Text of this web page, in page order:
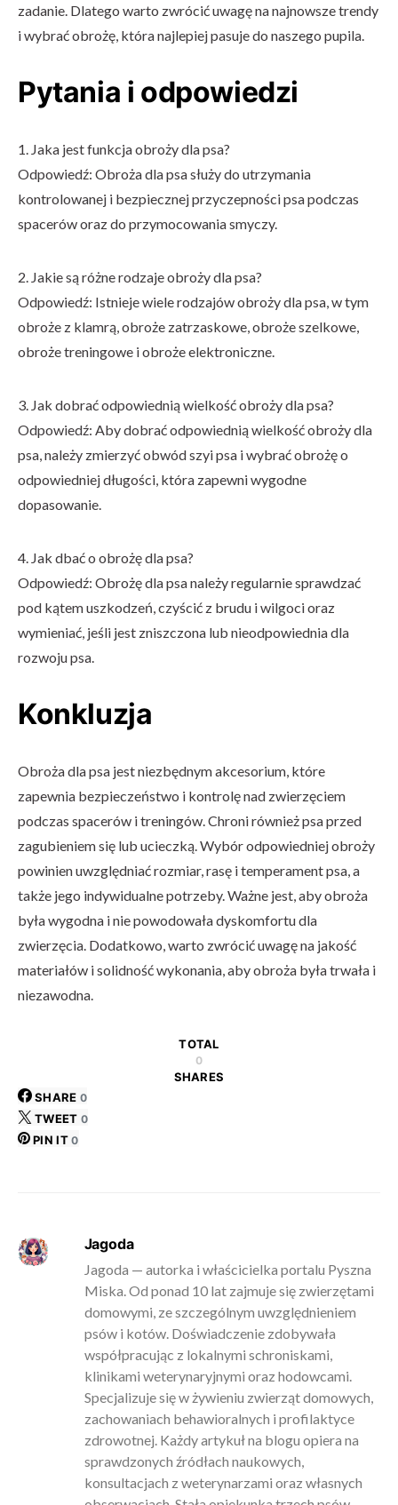
zadanie. Dlatego warto zwrócić uwagę na najnowsze trendy
i wybrać obrożę, która najlepiej pasuje do naszego pupila.
Pytania i odpowiedzi
1. Jaka jest funkcja obroży dla psa?
Odpowiedź: Obroża dla psa służy do utrzymania
kontrolowanej i bezpiecznej przyczepności psa podczas
spacerów oraz do przymocowania smyczy.
2. Jakie są różne rodzaje obroży dla psa?
Odpowiedź: Istnieje wiele rodzajów obroży dla psa, w tym
obroże z klamrą, obroże zatrzaskowe, obroże szelkowe,
obroże treningowe i obroże elektroniczne.
3. Jak dobrać odpowiednią wielkość obroży dla psa?
Odpowiedź: Aby dobrać odpowiednią wielkość obroży dla
psa, należy zmierzyć obwód szyi psa i wybrać obrożę o
odpowiedniej długości, która zapewni wygodne
dopasowanie.
4. Jak dbać o obrożę dla psa?
Odpowiedź: Obrożę dla psa należy regularnie sprawdzać
pod kątem uszkodzeń, czyścić z brudu i wilgoci oraz
wymieniać, jeśli jest zniszczona lub nieodpowiednia dla
rozwoju psa.
Konkluzja
Obroża dla psa jest niezbędnym akcesorium, które
zapewnia bezpieczeństwo i kontrolę nad zwierzęciem
podczas spacerów i treningów. Chroni również psa przed
zagubieniem się lub ucieczką. Wybór odpowiedniej obroży
powinien uwzględniać rozmiar, rasę i temperament psa, a
także jego indywidualne potrzeby. Ważne jest, aby obroża
była wygodna i nie powodowała dyskomfortu dla
zwierzęcia. Dodatkowo, warto zwrócić uwagę na jakość
materiałów i solidność wykonania, aby obroża była trwała i
niezawodna.
TOTAL
0
SHARES
SHARE 0
TWEET 0
PIN IT 0
Jagoda
Jagoda — autorka i właścicielka portalu Pyszna
Miska. Od ponad 10 lat zajmuje się zwierzętami
domowymi, ze szczególnym uwzględnieniem
psów i kotów. Doświadczenie zdobywała
współpracując z lokalnymi schroniskami,
klinikami weterynaryjnymi oraz hodowcami.
Specjalizuje się w żywieniu zwierząt domowych,
zachowaniach behawioralnych i profilaktyce
zdrowotnej. Każdy artykuł na blogu opiera na
sprawdzonych źródłach naukowych,
konsultacjach z weterynarzami oraz własnych